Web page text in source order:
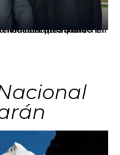
inversiones en comercio, educación, salud e industria pesquera.